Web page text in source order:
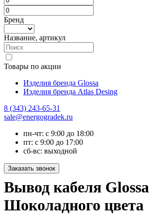
Бренд
Название, артикул
Товары по акции
Изделия бренда Glossa
Изделия бренда Atlas Desing
8 (343) 243-65-31
sale@energogradek.ru
пн-чт: с 9:00 до 18:00
пт: с 9:00 до 17:00
сб-вс: выходной
Вывод кабеля Glossa
Шоколадного цвета